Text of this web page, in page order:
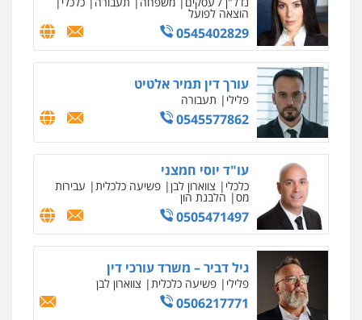
הוצאה לפועל
0545402829
עורך דין תמיר אלטיט
פלילי תעבורה
0545577862
עו"ד יוסי חמצני
כלכלי צווארון לבן פשיעה כלכלית עבירות
מס הלבנת הון
0505471497
גיל דביר – משרד עורכי דין
פלילי פשיעה כלכלית צווארון לבן
0506217771